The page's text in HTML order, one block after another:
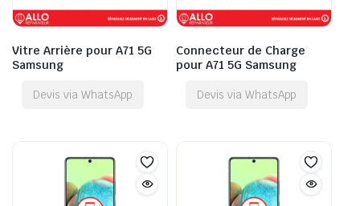
Vitre Arrière pour A71 5G
Samsung
Devis via WhatsApp
Connecteur de Charge
pour A71 5G Samsung
Devis via WhatsApp